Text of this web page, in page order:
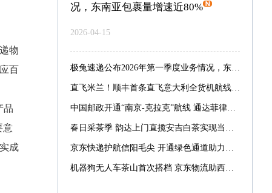
物
百
品
意
成
况，东南亚包裹量增速近80%
2026-04-15
极兔速递公布2026年第一季度业务情况，东南亚包裹量增速近80%
直飞米兰！顺丰首条直飞意大利全货机航线启航
中国邮政开通“南京-克拉克”航线 通达菲律宾航线增至7条
春日采茶季 韵达上门直揽安吉白茶实现当日采摘当日寄递
京东快递护航信阳毛尖 开通绿色通道助力最快次晨达全国
机器狗无人车茶山首次搭档 京东物流助西湖龙井提速抢鲜